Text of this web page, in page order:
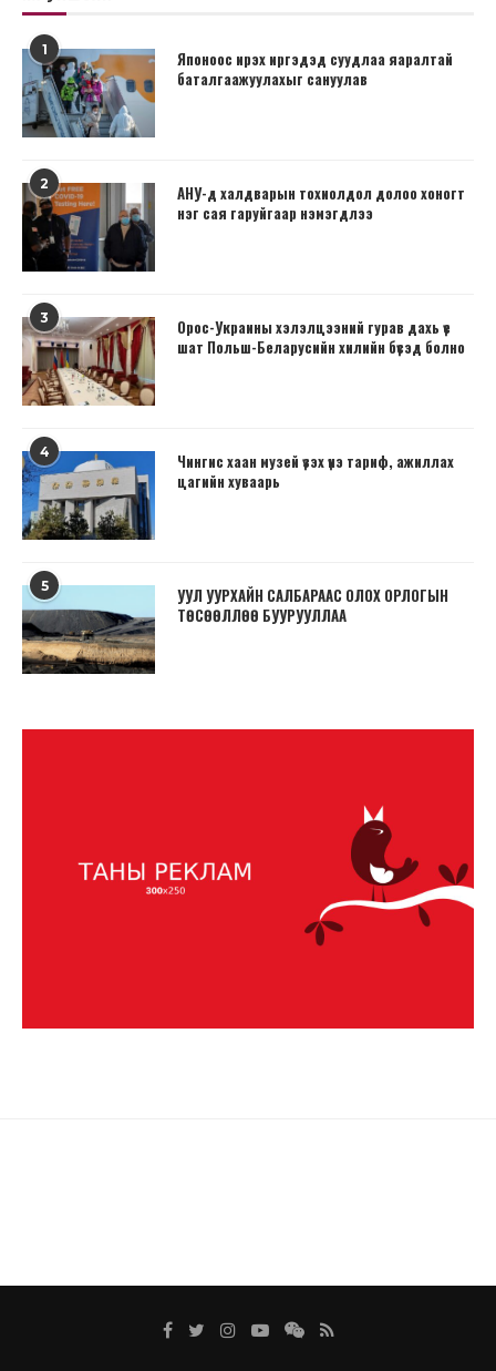
1
Японоос ирэх иргэдэд суудлаа яаралтай
баталгаажуулахыг сануулав
2
АНУ-д халдварын тохиолдол долоо хоногт
нэг сая гаруйгаар нэмэгдлээ
3
Орос-Украины хэлэлцээний гурав дахь үе
шат Польш-Беларусийн хилийн бүсэд болно
4
Чингис хаан музей үзэх үнэ тариф, ажиллах
цагийн хуваарь
5
УУЛ УУРХАЙН САЛБАРААС ОЛОХ ОРЛОГЫН
ТӨСӨӨЛЛӨӨ БУУРУУЛЛАА